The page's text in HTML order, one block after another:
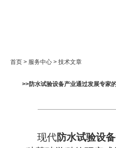
首页 > 服务中心 > 技术文章
>>防水试验设备产业通过发展专家
现代防水试验设备